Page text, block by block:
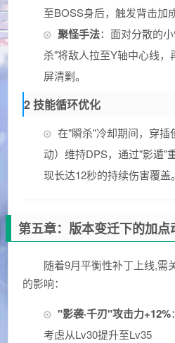
至BOSS身后，触发背击加
聚怪手法：面对分散的
杀"将敌人拉至Y轴中心线
屏清剿。
2 技能循环优化
在"瞬杀"冷却期间，穿插
动）维持DPS，通过"影遁"
现长达12秒的持续伤害覆盖。
第五章：版本变迁下的加点
随着9月平衡性补丁上线,需
的影响：
"影袭·千刃"攻击力+12%
考虑从Lv30提升至Lv35